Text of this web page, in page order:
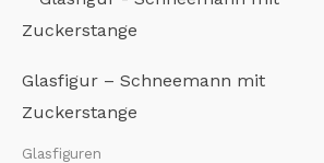
Glasfigur – Schneemann mit
Zuckerstange
Glasfiguren